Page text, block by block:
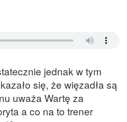
jednak w tym
się, że więzadła są
uważa Wartę za
a co na to trener